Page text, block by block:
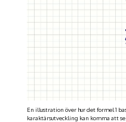
En illustration över hur det formel 1
karaktärsutveckling kan komma att se